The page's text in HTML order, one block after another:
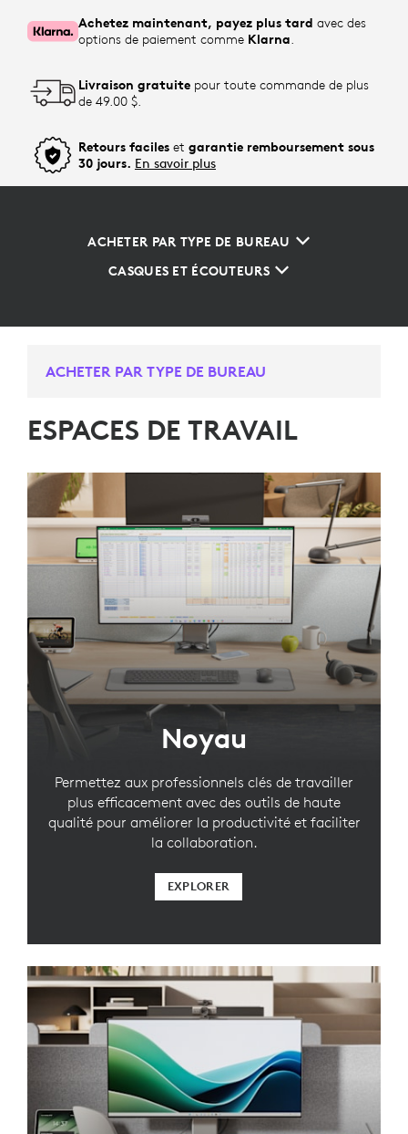
Achetez maintenant, payez plus tard avec des
options de paiement comme Klarna.
Livraison gratuite pour toute commande de plus
de 49.00 $.
Retours faciles et garantie remboursement sous
30 jours. En savoir plus
ACHETER PAR TYPE DE BUREAU
CASQUES ET ÉCOUTEURS
ACHETER PAR TYPE DE BUREAU
ESPACES DE TRAVAIL
Noyau
Permettez aux professionnels clés de travailler
plus efficacement avec des outils de haute
qualité pour améliorer la productivité et faciliter
la collaboration.
EXPLORER